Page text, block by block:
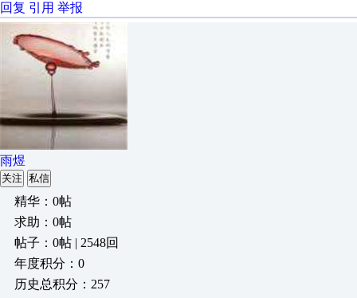
回复 引用 举报
雨煜
关注 私信
精华：0帖
求助：0帖
帖子：0帖 | 2548回
年度积分：0
历史总积分：257